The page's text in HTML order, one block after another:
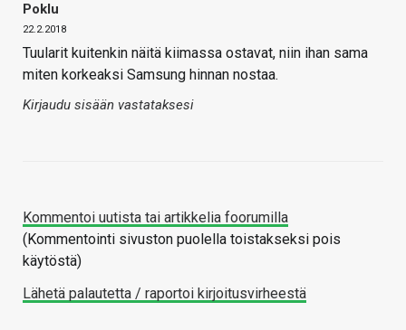
Poklu
22.2.2018
Tuularit kuitenkin näitä kiimassa ostavat, niin ihan sama
miten korkeaksi Samsung hinnan nostaa.
Kirjaudu sisään vastataksesi
Kommentoi uutista tai artikkelia foorumilla
(Kommentointi sivuston puolella toistakseksi pois
käytöstä)
Lähetä palautetta / raportoi kirjoitusvirheestä